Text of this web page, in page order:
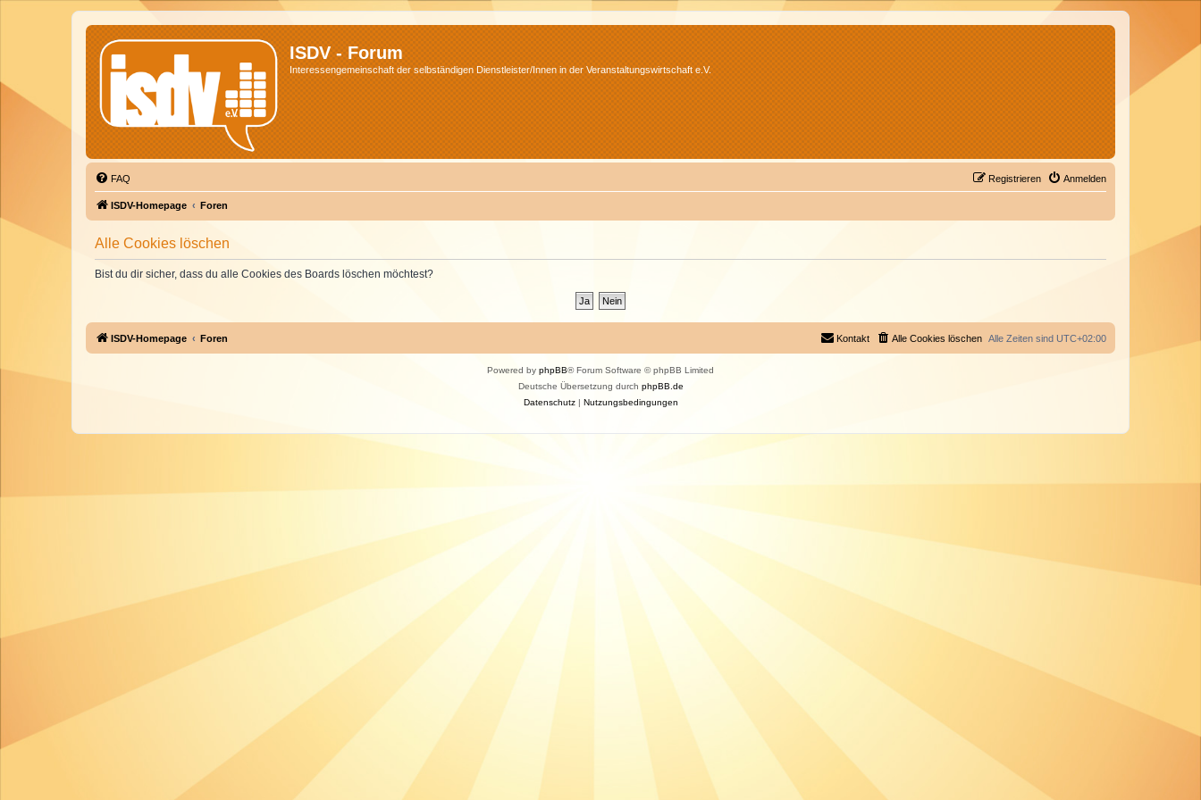
ISDV - Forum
Interessengemeinschaft der selbständigen Dienstleister/Innen in der Veranstaltungswirtschaft e.V.
FAQ Anmelden
Registrieren
ISDV-Homepage Foren
Alle Cookies löschen
Bist du dir sicher, dass du alle Cookies des Boards löschen möchtest?
ISDV-Homepage Foren Alle Zeiten sind UTC+02:00
Alle Cookies löschen
Kontakt
Powered by phpBB® Forum Software © phpBB Limited
Deutsche Übersetzung durch phpBB.de
Datenschutz| Nutzungsbedingungen